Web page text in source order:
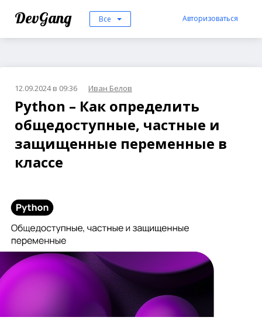
DevGang Все Авторизоваться
12.09.2024 в 09:36 Иван Белов
Python – Как определить
общедоступные, частные и
защищенные переменные в
классе